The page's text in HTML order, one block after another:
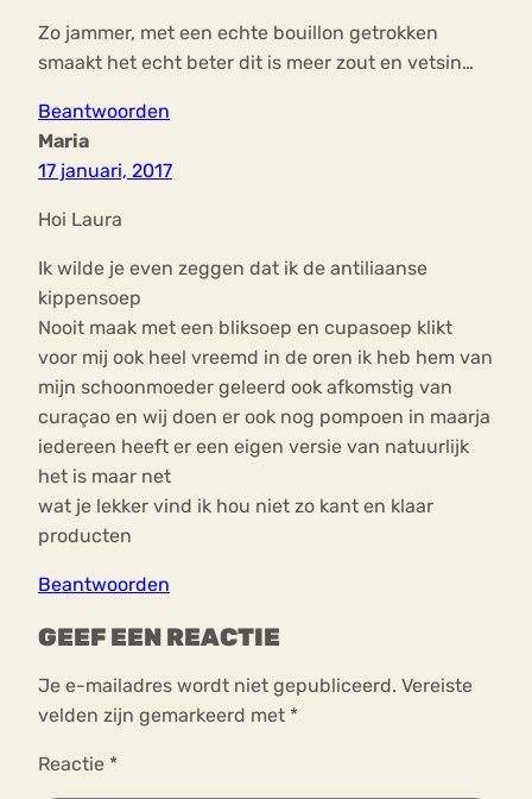
Zo jammer, met een echte bouillon getrokken
smaakt het echt beter dit is meer zout en vetsin…
Beantwoorden
Maria
17 januari, 2017
Hoi Laura
Ik wilde je even zeggen dat ik de antiliaanse
kippensoep
Nooit maak met een bliksoep en cupasoep klikt
voor mij ook heel vreemd in de oren ik heb hem van
mijn schoonmoeder geleerd ook afkomstig van
curaçao en wij doen er ook nog pompoen in maarja
iedereen heeft er een eigen versie van natuurlijk
het is maar net
wat je lekker vind ik hou niet zo kant en klaar
producten
Beantwoorden
GEEF EEN REACTIE
Je e-mailadres wordt niet gepubliceerd. Vereiste
velden zijn gemarkeerd met *
Reactie *